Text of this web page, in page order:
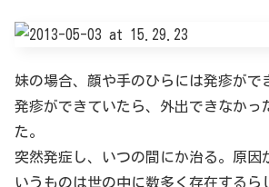
妹の場合、顔や手のひらには発疹がで
発疹ができていたら、外出できなかっ
た。
突然発症し、いつの間にか治る。原因
いうものは世の中に数多く存在するら